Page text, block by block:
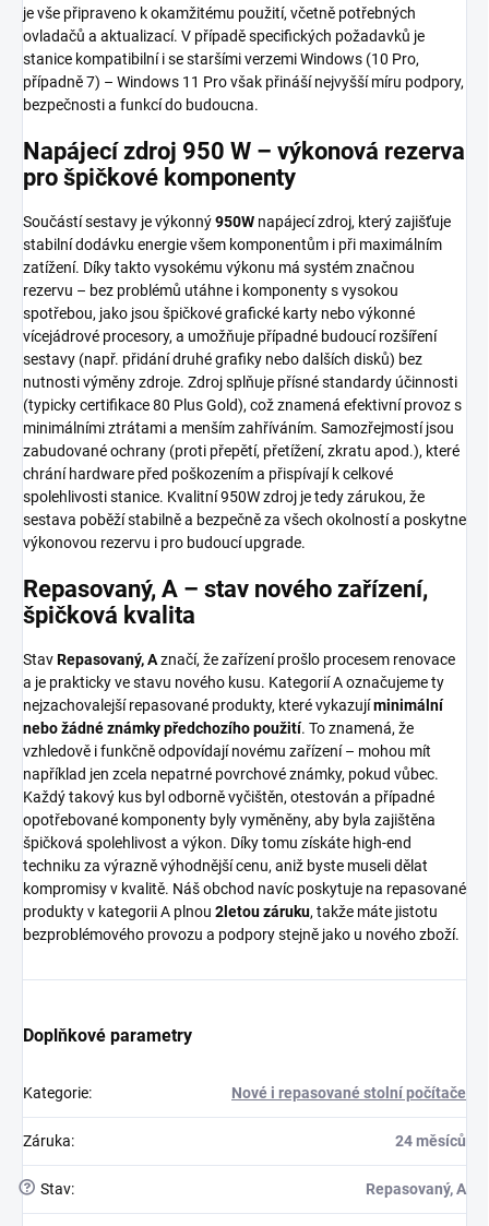
je vše připraveno k okamžitému použití, včetně potřebných
ovladačů a aktualizací. V případě specifických požadavků je
stanice kompatibilní i se staršími verzemi Windows (10 Pro,
případně 7) – Windows 11 Pro však přináší nejvyšší míru podpory,
bezpečnosti a funkcí do budoucna.
Napájecí zdroj 950 W – výkonová rezerva
pro špičkové komponenty
Součástí sestavy je výkonný950W napájecí zdroj, který zajišťuje
stabilní dodávku energie všem komponentům i při maximálním
zatížení. Díky takto vysokému výkonu má systém značnou
rezervu – bez problémů utáhne i komponenty s vysokou
spotřebou, jako jsou špičkové grafické karty nebo výkonné
vícejádrové procesory, a umožňuje případné budoucí rozšíření
sestavy (např. přidání druhé grafiky nebo dalších disků) bez
nutnosti výměny zdroje. Zdroj splňuje přísné standardy účinnosti
(typicky certifikace 80 Plus Gold), což znamená efektivní provoz s
minimálními ztrátami a menším zahříváním. Samozřejmostí jsou
zabudované ochrany (proti přepětí, přetížení, zkratu apod.), které
chrání hardware před poškozením a přispívají k celkové
spolehlivosti stanice. Kvalitní 950W zdroj je tedy zárukou, že
sestava poběží stabilně a bezpečně za všech okolností a poskytne
výkonovou rezervu i pro budoucí upgrade.
Repasovaný, A – stav nového zařízení,
špičková kvalita
StavRepasovaný, Aznačí, že zařízení prošlo procesem renovace
a je prakticky ve stavu nového kusu. Kategorií A označujeme ty
nejzachovalejší repasované produkty, které vykazujíminimální
nebo žádné známky předchozího použití. To znamená, že
vzhledově i funkčně odpovídají novému zařízení – mohou mít
například jen zcela nepatrné povrchové známky, pokud vůbec.
Každý takový kus byl odborně vyčištěn, otestován a případné
opotřebované komponenty byly vyměněny, aby byla zajištěna
špičková spolehlivost a výkon. Díky tomu získáte high-end
techniku za výrazně výhodnější cenu, aniž byste museli dělat
kompromisy v kvalitě. Náš obchod navíc poskytuje na repasované
produkty v kategorii A plnou 2letou záruku, takže máte jistotu
bezproblémového provozu a podpory stejně jako u nového zboží.
Doplňkové parametry
Kategorie: Nové i repasované stolní počítače
Záruka: 24 měsíců
? Stav: Repasovaný, A